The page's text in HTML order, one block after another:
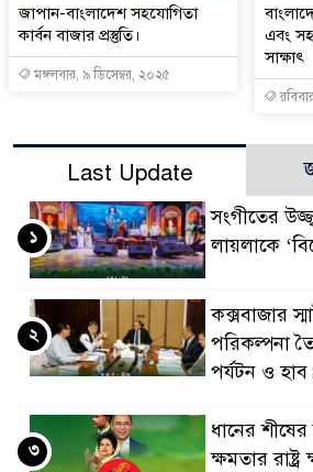
জাপান-বাংলাদেশ সহযোগিতা
কার্বন বাজার প্রস্তুতি।
মঙ্গলবার, ৯ ডিসেম্বর, ২০২৫
এবং
সাক্ষাৎ
Last Update
সংগীতের
লায়লাকে
১
কক্সবাজার
পরিকল্পনা
পর্যটন ও হাব।
২
ধানের
ক্ষমতার
৩